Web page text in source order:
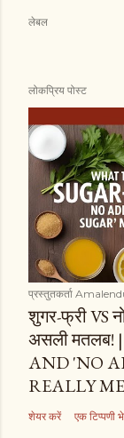
लेबल
लोकप्रिय पोस्ट
प्रस्तुतकर्ता
शुगर-फ्री VS
असली मतलब!
AND 'NO
REALLY
शेयर करें एक टिप्पणी